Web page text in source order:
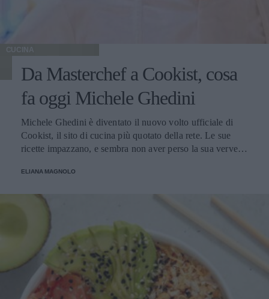
CUCINA
Da Masterchef a Cookist, cosa
fa oggi Michele Ghedini
Michele Ghedini è diventato il nuovo volto ufficiale di
Cookist, il sito di cucina più quotato della rete. Le sue
ricette impazzano, e sembra non aver perso la sua verve
veramente stupendo.
ELIANA MAGNOLO